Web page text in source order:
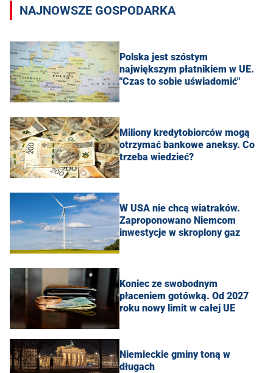
NAJNOWSZE GOSPODARKA
Polska jest szóstym
największym płatnikiem w UE.
"Czas to sobie uświadomić"
Miliony kredytobiorców mogą
otrzymać bankowe aneksy. Co
trzeba wiedzieć?
W USA nie chcą wiatraków.
Zaproponowano Niemcom
inwestycje w skroplony gaz
Koniec ze swobodnym
płaceniem gotówką. Od 2027
roku nowy limit w całej UE
Niemieckie gminy toną w
długach